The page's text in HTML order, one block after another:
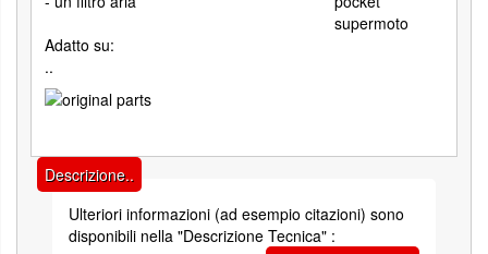
Adatto su:
..
Descrizione..
Ulteriori informazioni (ad esempio citazioni) sono
disponibili nella "Descrizione Tecnica" :